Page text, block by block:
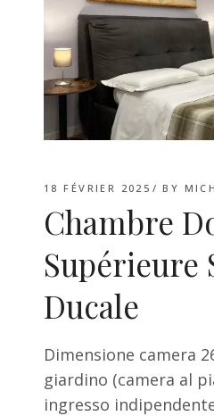
18 FÉVRIER 2025 BY
Chambre
Supérieure
Ducale
Dimensione camera
giardino (camera al
ingresso